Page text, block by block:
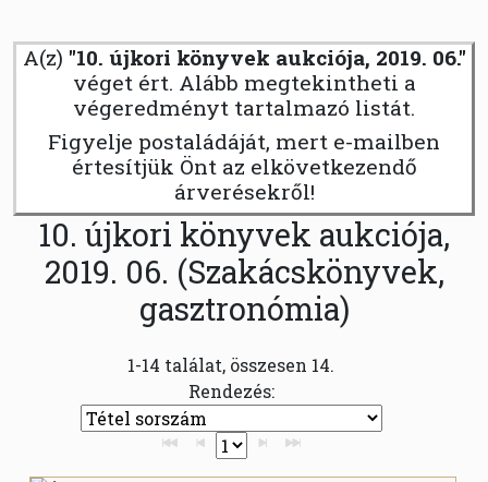
A(z) "10. újkori könyvek aukciója, 2019. 06."
véget ért. Alább megtekintheti a
végeredményt tartalmazó listát.
Figyelje postaládáját, mert e-mailben
értesítjük Önt az elkövetkezendő
árverésekről!
10. újkori könyvek aukciója,
2019. 06. (Szakácskönyvek,
gasztronómia)
1-14 találat, összesen 14.
Rendezés: